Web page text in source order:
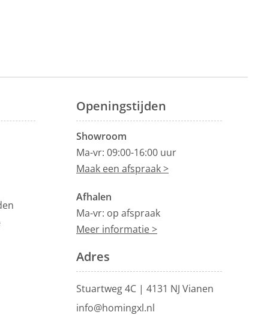
Openingstijden
Showroom
Ma-vr: 09:00-16:00 uur
Maak een afspraak >
Afhalen
Ma-vr: op afspraak
Meer informatie >
Adres
Stuartweg 4C | 4131 NJ Vianen
info@homingxl.nl